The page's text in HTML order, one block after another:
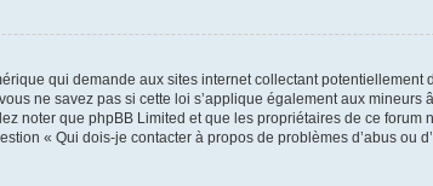
qui demande aux sites internet collectant
ne savez pas si cette loi s’applique également aux mineurs
noter que phpBB Limited et que les propriétaires de ce forum
« Qui dois-je contacter à propos de problèmes d’abus ou